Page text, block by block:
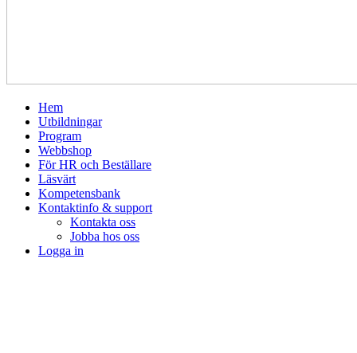
Hem
Utbildningar
Program
Webbshop
För HR och Beställare
Läsvärt
Kompetensbank
Kontaktinfo & support
Kontakta oss
Jobba hos oss
Logga in